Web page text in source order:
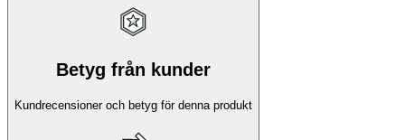
Betyg från kunder
Kundrecensioner och betyg för denna produkt